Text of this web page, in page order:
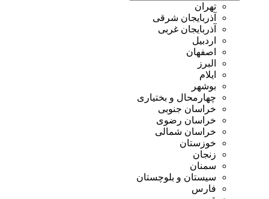
تهران
آذربایجان شرقی
آذربایجان غربی
اردبیل
اصفهان
البرز
ایلام
بوشهر
چهارمحال و بختیاری
خراسان جنوبی
خراسان رضوی
خراسان شمالی
خوزستان
زنجان
سمنان
سیستان و بلوچستان
فارس